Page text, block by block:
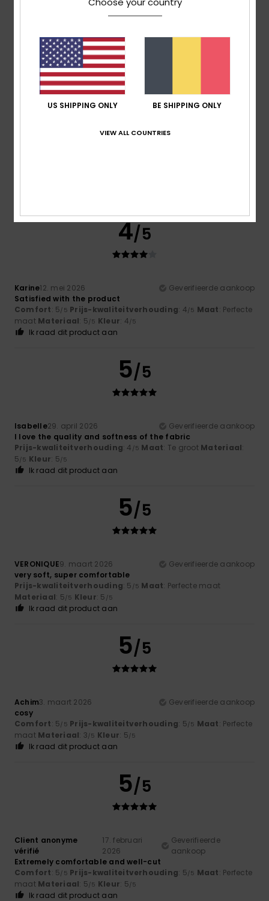
Comfort: 5/5 Prijs-kwaliteitverhouding
Materiaal: 5/5 Kleur: 3
5 /5
4/5
Karine12. mei 2026
Geverifieerde aankoop
Satisfied with the product
Comfort: 5/5 Prijs-kwaliteitverhouding: 4/5 Maat: Perfecte
maat Materiaal: 5/5 Kleur: 4/5
Ik raad dit product aan
5/5
Isabelle29. april 2026
Geverifieerde aankoop
I love the quality and softness of the fabric
Prijs-kwaliteitverhouding: 4 /5 Maat: Te groot Materiaal:
5/5 Kleur: 5/5
Ik raad dit product aan
5/5
VERONIQUE9. maart 2026
Geverifieerde aankoop
very soft, super comfortable
Prijs-kwaliteitverhouding: 5 /5 Maat: Perfecte maat
Materiaal: 5/5 Kleur: 5 /5
Ik raad dit product aan
5/5
Achim3. maart 2026
Geverifieerde aankoop
cosy
Comfort: 5/5 Prijs-kwaliteitverhouding: 5/5 Maat: Perfecte
maat Materiaal: 3/5 Kleur: 5/5
Ik raad dit product aan
5/5
Client anonyme
vérifié
17. februari
2026
Geverifieerde
aankoop
Extremely comfortable and well-cut
Comfort: 5/5 Prijs-kwaliteitverhouding: 5/5 Maat: Perfecte
maat Materiaal: 5/5 Kleur: 5/5
Ik raad dit product aan
US SHIPPING ONLY BE SHIPPING ONLY
VIEW ALL COUNTRIES